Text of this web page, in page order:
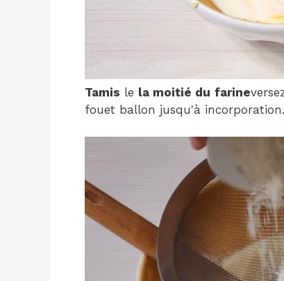
Tamis le la moitié du farine
fouet ballon jusqu'à incorporation.